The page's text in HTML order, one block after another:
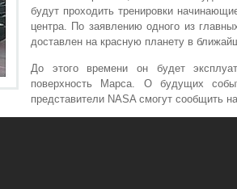
будут проходить тренировки
центра. По заявлению одного из
доставлен на красную планету в
До этого времени он будет
поверхность Марса. О будущих
представители NASA смогут сообщить